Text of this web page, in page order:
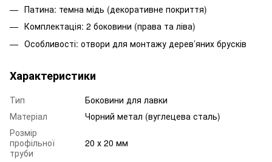
Патина: темна мідь (декоративне покриття)
Комплектація: 2 боковини (права та ліва)
Особливості: отвори для монтажу дерев’яних брусків
Характеристики
Тип
Боковини для лавки
Матеріал
Чорний метал (вуглецева сталь)
Розмір
профільної
труби
20 х 20 мм